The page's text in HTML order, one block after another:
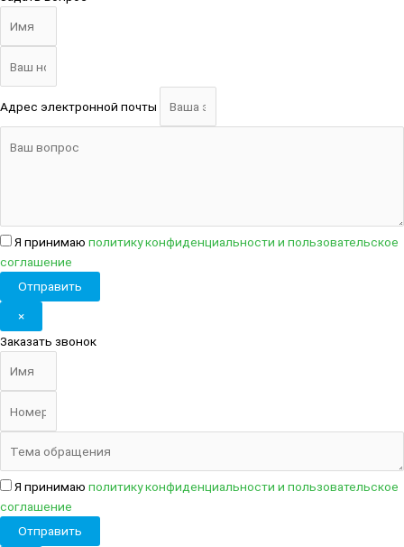
Адрес электронной почты
Я принимаю политику конфиденциальности и пользовательское
соглашение
Отправить
×
Заказать звонок
Я принимаю политику конфиденциальности и пользовательское
соглашение
Отправить